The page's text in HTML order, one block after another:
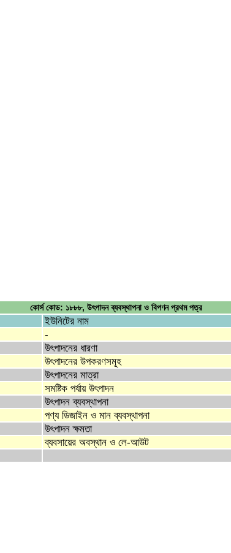
কোর্স কোড: ১৮৮৮, উৎপাদন ব্যবস্থাপনা ও বিপণন প্রথম পত্র
ইউনিটের নাম
-
উৎপাদনের ধারণা
উৎপাদনের উপকরণসমূহ
উৎপাদনের মাত্রা
সমষ্টিক পর্যায় উৎপাদন
উৎপাদন ব্যবস্থাপনা
পণ্য ডিজাইন ও মান ব্যবস্থাপনা
উৎপাদন ক্ষমতা
ব্যবসায়ের অবস্থান ও লে-আউট